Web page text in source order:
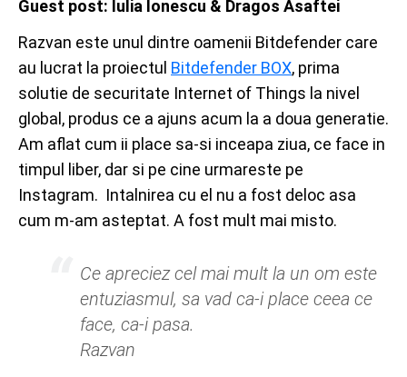
Guest post: Iulia Ionescu & Dragos Asaftei
Razvan este unul dintre oamenii Bitdefender care
au lucrat la proiectul Bitdefender BOX, prima
solutie de securitate Internet of Things la nivel
global, produs ce a ajuns acum la a doua generatie.
Am aflat cum ii place sa-si inceapa ziua, ce face in
timpul liber, dar si pe cine urmareste pe
Instagram. Intalnirea cu el nu a fost deloc asa
cum m-am asteptat. A fost mult mai misto.
Ce apreciez cel mai mult la un om este
entuziasmul, sa vad ca-i place ceea ce
face, ca-i pasa.
Razvan